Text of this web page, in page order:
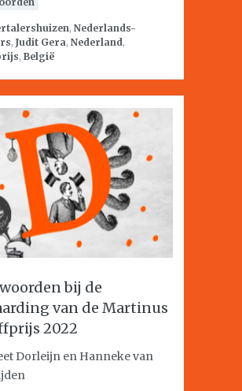
, Nederlands-
, Judit Gera, Nederland,
, België
bij de
van de Martinus
2022
Dorleijn en Hanneke van